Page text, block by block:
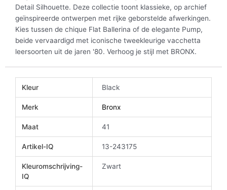
Detail Silhouette. Deze collectie toont klassieke, op archief
geïnspireerde ontwerpen met rijke geborstelde afwerkingen.
Kies tussen de chique Flat Ballerina of de elegante Pump,
beide vervaardigd met iconische tweekleurige vacchetta
leersoorten uit de jaren '80. Verhoog je stijl met BRONX.
Kleur Black
Merk Bronx
Maat 41
Artikel-IQ 13-243175
Kleuromschrijving-
IQ
Zwart